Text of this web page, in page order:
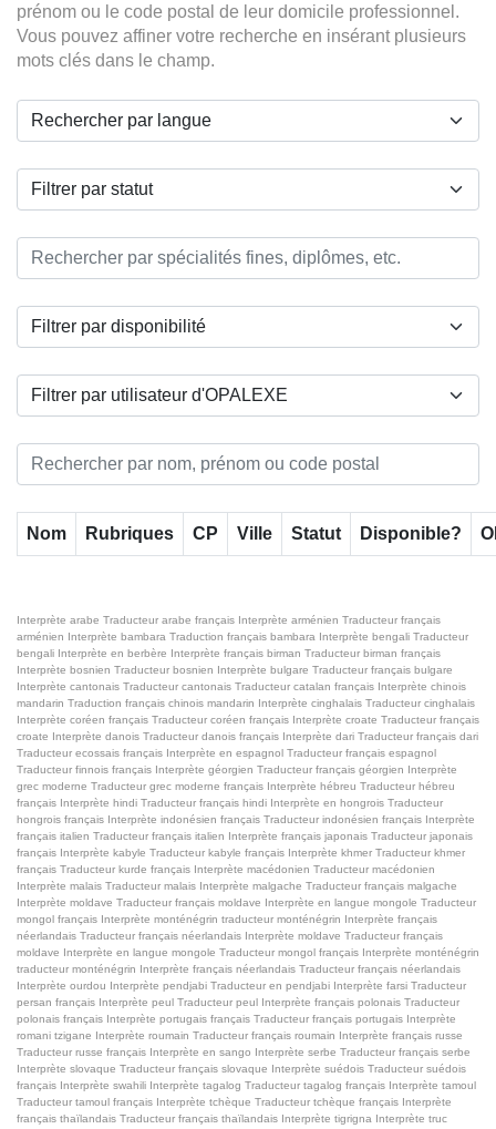
prénom ou le code postal de leur domicile professionnel.
Vous pouvez affiner votre recherche en insérant plusieurs
mots clés dans le champ.
Nom Rubriques CP Ville Statut Disponible?
Interprète arabe Traducteur arabe français Interprète arménien Traducteur français
arménien Interprète bambara Traduction français bambara Interprète bengali Traducteur
bengali Interprète en berbère Interprète français birman Traducteur birman français
Interprète bosnien Traducteur bosnien Interprète bulgare Traducteur français bulgare
Interprète cantonais Traducteur cantonais Traducteur catalan français Interprète chinois
mandarin Traduction français chinois mandarin Interprète cinghalais Traducteur cinghalais
Interprète coréen français Traducteur coréen français Interprète croate Traducteur français
croate Interprète danois Traducteur danois français Interprète dari Traducteur français dari
Traducteur ecossais français Interprète en espagnol Traducteur français espagnol
Traducteur finnois français Interprète géorgien Traducteur français géorgien Interprète
grec moderne Traducteur grec moderne français Interprète hébreu Traducteur hébreu
français Interprète hindi Traducteur français hindi Interprète en hongrois Traducteur
hongrois français Interprète indonésien français Traducteur indonésien français Interprète
français italien Traducteur français italien Interprète français japonais Traducteur japonais
français Interprète kabyle Traducteur kabyle français Interprète khmer Traducteur khmer
français Traducteur kurde français Interprète macédonien Traducteur macédonien
Interprète malais Traducteur malais Interprète malgache Traducteur français malgache
Interprète moldave Traducteur français moldave Interprète en langue mongole Traducteur
mongol français Interprète monténégrin traducteur monténégrin Interprète français
néerlandais Traducteur français néerlandais Interprète moldave Traducteur français
moldave Interprète en langue mongole Traducteur mongol français Interprète monténégrin
traducteur monténégrin Interprète français néerlandais Traducteur français néerlandais
Interprète ourdou Interprète pendjabi Traducteur en pendjabi Interprète farsi Traducteur
persan français Interprète peul Traducteur peul Interprète français polonais Traducteur
polonais français Interprète portugais français Traducteur français portugais Interprète
romani tzigane Interprète roumain Traducteur français roumain Interprète français russe
Traducteur russe français Interprète en sango Interprète serbe Traducteur français serbe
Interprète slovaque Traducteur français slovaque Interprète suédois Traducteur suédois
français Interprète swahili Interprète tagalog Traducteur tagalog français Interprète tamoul
Traducteur tamoul français Interprète tchèque Traducteur tchèque français Interprète
français thaïlandais Traducteur français thaïlandais Interprète tigrigna Interprète truc